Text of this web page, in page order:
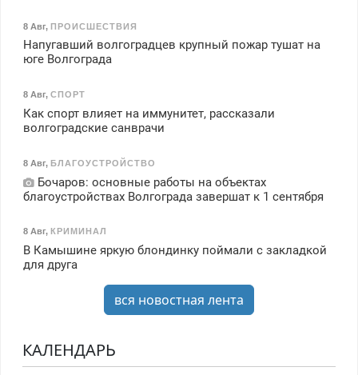
8 Авг, ПРОИСШЕСТВИЯ
Напугавший волгоградцев крупный пожар тушат на
юге Волгограда
8 Авг, СПОРТ
Как спорт влияет на иммунитет, рассказали
волгоградские санврачи
8 Авг, БЛАГОУСТРОЙСТВО
Бочаров: основные работы на объектах
благоустройствах Волгограда завершат к 1 сентября
8 Авг, КРИМИНАЛ
В Камышине яркую блондинку поймали с закладкой
для друга
вся новостная лента
КАЛЕНДАРЬ